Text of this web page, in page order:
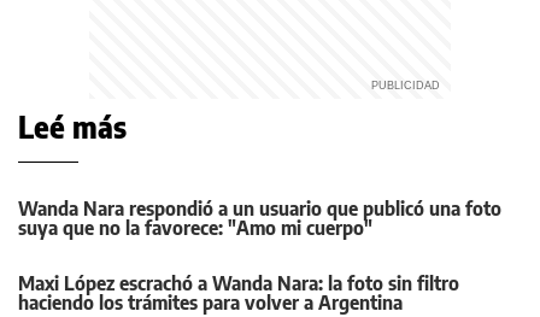
Leé más
Wanda Nara respondió a un usuario que publicó una foto
suya que no la favorece: "Amo mi cuerpo"
Maxi López escrachó a Wanda Nara: la foto sin filtro
haciendo los trámites para volver a Argentina